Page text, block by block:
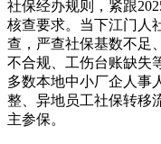
社保经办规则，紧跟
核查要求。当下江门人
查，严查社保基数不足
不合规、工伤台账缺失
多数本地中小厂企人事
整、异地员工社保转移
主参保。